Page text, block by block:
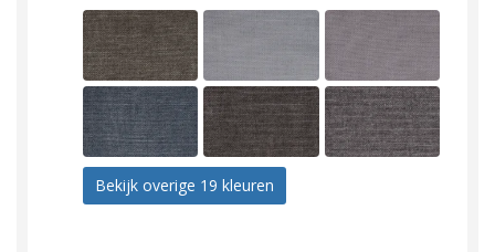
Bekijk overige 19 kleuren